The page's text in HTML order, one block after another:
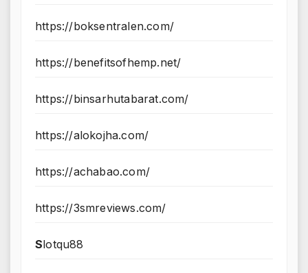
https://boksentralen.com/
https://benefitsofhemp.net/
https://binsarhutabarat.com/
https://alokojha.com/
https://achabao.com/
https://3smreviews.com/
Slotqu88